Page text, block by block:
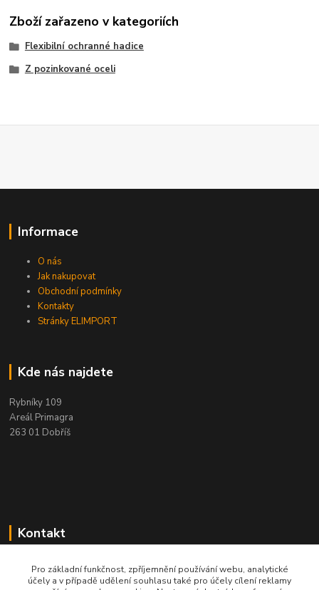
Zboží zařazeno v kategoriích
Flexibilní ochranné hadice
Z pozinkované oceli
Informace
O nás
Jak nakupovat
Obchodní podmínky
Kontakty
Stránky ELIMPORT
Kde nás najdete
Rybníky 109
Areál Primagra
263 01 Dobříš
Kontakt
+420 284 811 501
Po - Pá, 8:00-16:30
Pro základní funkčnost, zpříjemnění používání webu, analytické
účely a v případě udělení souhlasu také pro účely cílení reklamy